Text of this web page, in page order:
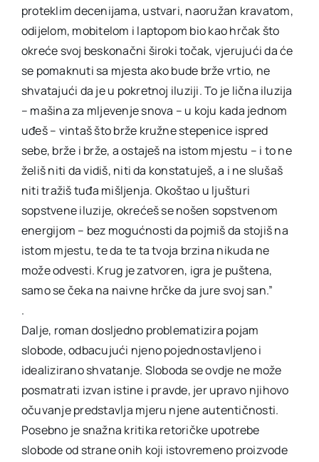
proteklim decenijama, ustvari, naoružan kravatom,
odijelom, mobitelom i laptopom bio kao hrčak što
okreće svoj beskonačni široki točak, vjerujući da će
se pomaknuti sa mjesta ako bude brže vrtio, ne
shvatajući da je u pokretnoj iluziji. To je lična iluzija
– mašina za mljevenje snova – u koju kada jednom
uđeš – vintaš što brže kružne stepenice ispred
sebe, brže i brže, a ostaješ na istom mjestu – i to ne
želiš niti da vidiš, niti da konstatuješ, a i ne slušaš
niti tražiš tuđa mišljenja. Okoštao u ljušturi
sopstvene iluzije, okrećeš se nošen sopstvenom
energijom – bez mogućnosti da pojmiš da stojiš na
istom mjestu, te da te ta tvoja brzina nikuda ne
može odvesti. Krug je zatvoren, igra je puštena,
samo se čeka na naivne hrčke da jure svoj san.”
.
Dalje, roman dosljedno problematizira pojam
slobode, odbacujući njeno pojednostavljeno i
idealizirano shvatanje. Sloboda se ovdje ne može
posmatrati izvan istine i pravde, jer upravo njihovo
očuvanje predstavlja mjeru njene autentičnosti.
Posebno je snažna kritika retoričke upotrebe
slobode od strane onih koji istovremeno proizvode